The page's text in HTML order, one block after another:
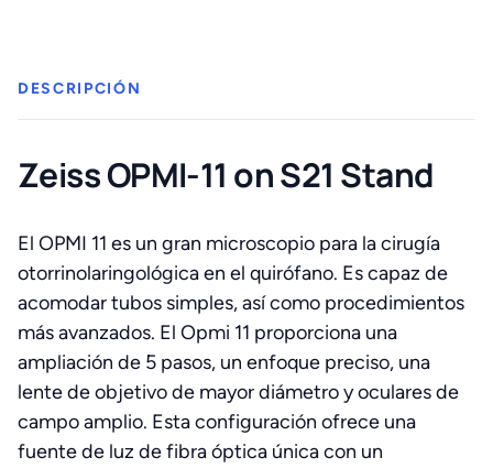
DESCRIPCIÓN
Zeiss OPMI-11 on S21 Stand
El OPMI 11 es un gran microscopio para la cirugía
otorrinolaringológica en el quirófano. Es capaz de
acomodar tubos simples, así como procedimientos
más avanzados. El Opmi 11 proporciona una
ampliación de 5 pasos, un enfoque preciso, una
lente de objetivo de mayor diámetro y oculares de
campo amplio. Esta configuración ofrece una
fuente de luz de fibra óptica única con un